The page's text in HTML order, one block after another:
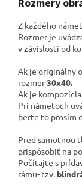
Rozmery
Z každého
Rozmer je
v závislosti od
Ak je originálny
rozmer30x40.
Ak je
Pri námetoch
berte to prosím
Pred samotnou
prispôsobiť na
Počítajte s
rámu- tzv.